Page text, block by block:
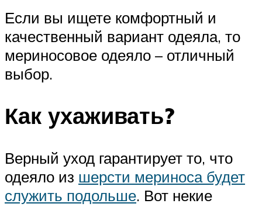
Если вы ищете комфортный и
качественный вариант одеяла, то
мериносовое одеяло – отличный
выбор.
Как ухаживать?
Верный уход гарантирует то, что
одеяло из шерсти мериноса будет
служить подольше. Вот некие